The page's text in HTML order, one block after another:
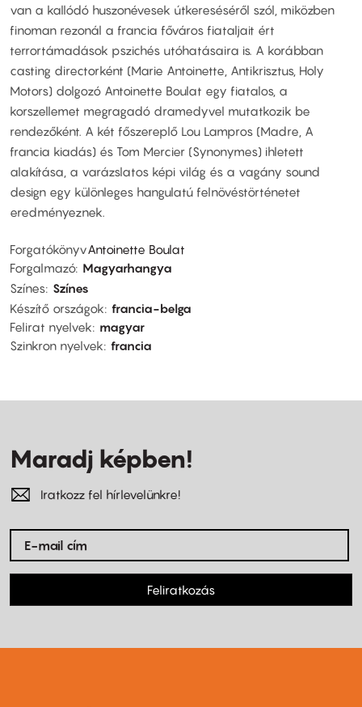
van a kallódó huszonévesek útkereséséről szól, miközben
finoman rezonál a francia főváros fiataljait ért
terrortámadások pszichés utóhatásaira is. A korábban
casting directorként (Marie Antoinette, Antikrisztus, Holy
Motors) dolgozó Antoinette Boulat egy fiatalos, a
korszellemet megragadó dramedyvel mutatkozik be
rendezőként. A két főszereplő Lou Lampros (Madre, A
francia kiadás) és Tom Mercier (Synonymes) ihletett
alakítása, a varázslatos képi világ és a vagány sound
design egy különleges hangulatú felnövéstörténetet
eredményeznek.
ForgatókönyvAntoinette Boulat
Forgalmazó Magyarhangya
Színes Színes
Készítő országok francia-belga
Felirat nyelvek
magyar
Szinkron nyelvek francia
Maradj képben!
Iratkozz fel hírlevelünkre!
Feliratkozás